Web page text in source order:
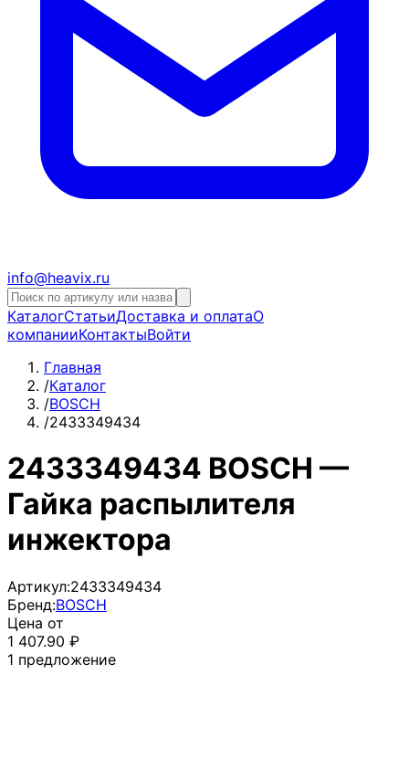
info@heavix.ru
КаталогСтатьиДоставка и оплатаО
компанииКонтактыВойти
Главная
/Каталог
/BOSCH
/2433349434
2433349434 BOSCH —
Гайка распылителя
инжектора
Артикул:2433349434
Бренд:BOSCH
Цена от
1 407.90 ₽
1 предложение